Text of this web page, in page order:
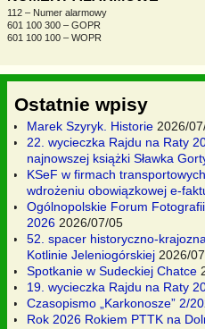
112 – Numer alarmowy
601 100 300 – GOPR
601 100 100 – WOPR
Ostatnie wpisy
Marek Szyryk. Historie 2026/
22. wycieczka Rajdu na Raty
najnowszej książki Sławka
KSeF w firmach
wdrożeniu obowiązkowej e-
Ogólnopolskie Forum
2026 2026/07/05
52. spacer historyczno-
Kotlinie Jeleniogórskiej 2026/
Spotkanie w Sudeckiej Chatce
19. wycieczka Rajdu na Raty
Czasopismo „Karkonosze” 2/
Rok 2026 Rokiem PTTK na